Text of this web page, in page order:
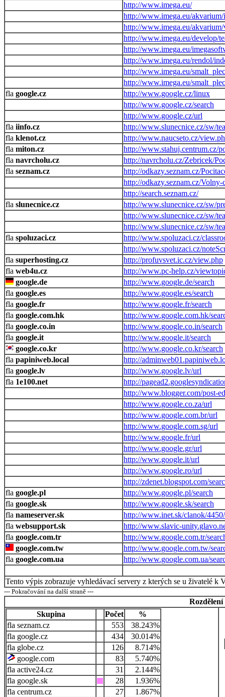
http://www.imega.eu/
http://www.imega.eu/
http://www.imega.eu/
http://www.imega.eu/develop/
http://www.imega.eu/
http://www.imega.eu/rendol/
http://www.imega.eu/
http://www.imega.eu/
google.cz
http://www.google.cz/linux
http://www.google.cz/search
http://www.google.cz/url
iinfo.cz
http://www.slunecnice.cz/sw/
klenot.cz
http://www.naucseto.cz/
miton.cz
http://www.stahuj.centrum.cz/
navrcholu.cz
http://navrcholu.cz/Zebricek/
seznam.cz
http://odkazy.seznam.cz/
http://odkazy.seznam.cz/
http://search.seznam.cz/
slunecnice.cz
http://www.slunecnice.cz/sw/
http://www.slunecnice.cz/sw/
http://www.slunecnice.cz/sw/
spoluzaci.cz
http://www.spoluzaci.cz/
http://www.spoluzaci.cz/
superhosting.cz
http://profuvsvet.ic.cz/view.php
web4u.cz
http://www.pc-help.cz/
google.de
http://www.google.de/search
google.es
http://www.google.es/search
google.fr
http://www.google.fr/search
google.com.hk
http://www.google.com.hk/
google.co.in
http://www.google.co.in/search
google.it
http://www.google.it/search
google.co.kr
http://www.google.co.kr/search
papiniweb.local
http://
google.lv
http://www.google.lv/url
1e100.net
http://
http://www.blogger.com/post-
http://www.google.co.za/url
http://www.google.com.br/url
http://www.google.com.sg/url
http://www.google.fr/url
http://www.google.gr/url
http://www.google.it/url
http://www.google.ro/url
http://zdenet.blogspot.com/
google.pl
http://www.google.pl/search
google.sk
http://www.google.sk/search
nameserver.sk
http://www.inet.sk/clanok/
websupport.sk
http://www.slavic-
google.com.tr
http://www.google.com.tr/
google.com.tw
http://www.google.com.tw/
google.com.ua
http://www.google.com.ua/
Tento výpis zobrazuje vyhledávací servery z kterých se u živatelé k
--- Pokračování na další straně ---
Skupina
Počet
%
seznam.cz
553
38.243%
google.cz
434
30.014%
globe.cz
126
8.714%
google.com
83
5.740%
active24.cz
31
2.144%
google.sk
28
1.936%
centrum.cz
27
1.867%